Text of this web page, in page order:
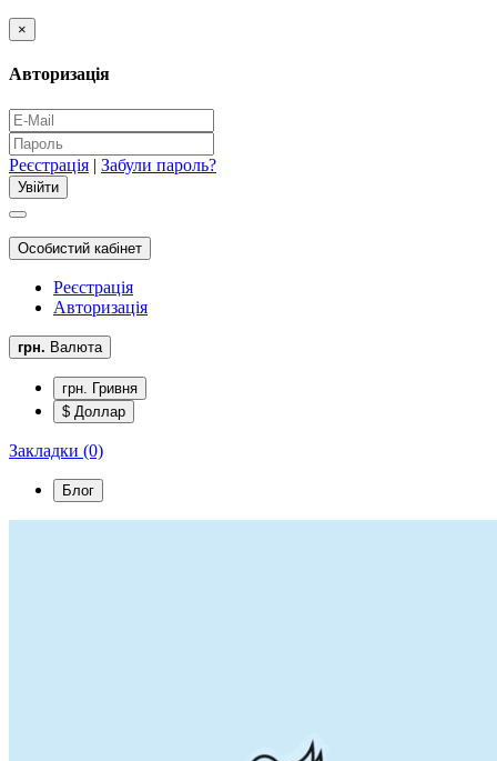
×
Авторизація
Реєстрація | Забули пароль?
Особистий кабінет
Реєстрація
Авторизація
грн. Валюта
грн. Гривня
$ Доллар
Закладки (0)
Блог